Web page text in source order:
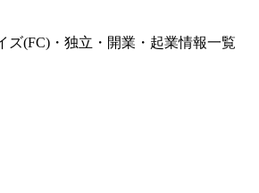
ズ(FC)・独立・開業・起業情報一覧